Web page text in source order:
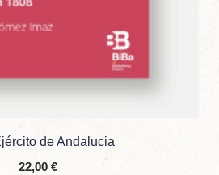
de Andalucia
22,00 €